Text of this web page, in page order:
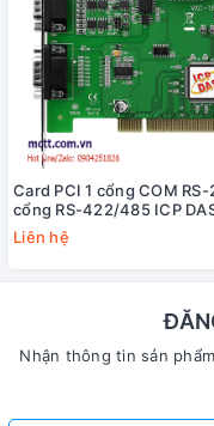
Card PCI 1 cổng COM RS-
cổng RS-422/485 ICP
182iAU CR
Liên hệ
Nhận thông tin sản